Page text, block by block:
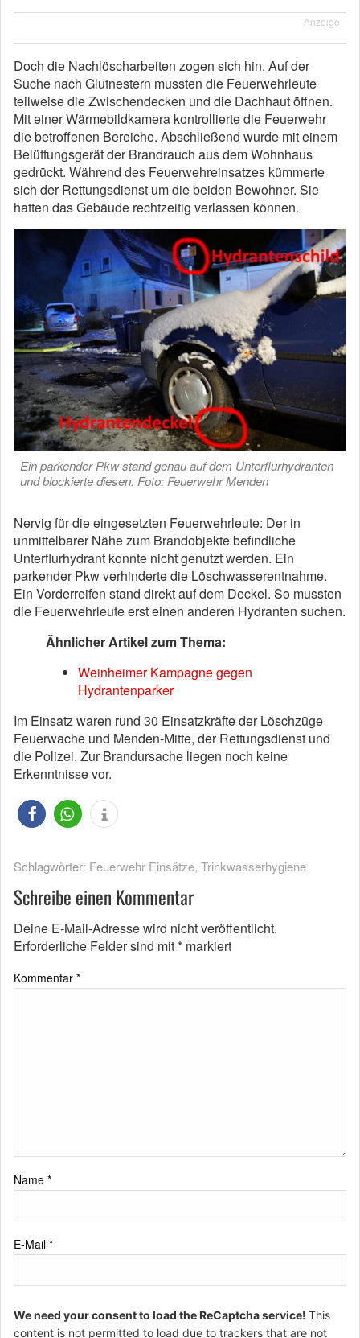
Anzeige
Doch die Nachlöscharbeiten zogen sich hin. Auf der
Suche nach Glutnestern mussten die Feuerwehrleute
teilweise die Zwischendecken und die Dachhaut öffnen.
Mit einer Wärmebildkamera kontrollierte die Feuerwehr
die betroffenen Bereiche. Abschließend wurde mit einem
Belüftungsgerät der Brandrauch aus dem Wohnhaus
gedrückt. Während des Feuerwehreinsatzes kümmerte
sich der Rettungsdienst um die beiden Bewohner. Sie
hatten das Gebäude rechtzeitig verlassen können.
Ein parkender Pkw stand genau auf dem Unterflurhydranten
und blockierte diesen. Foto: Feuerwehr Menden
Nervig für die eingesetzten Feuerwehrleute: Der in
unmittelbarer Nähe zum Brandobjekte befindliche
Unterflurhydrant konnte nicht genutzt werden. Ein
parkender Pkw verhinderte die Löschwasserentnahme.
Ein Vorderreifen stand direkt auf dem Deckel. So mussten
die Feuerwehrleute erst einen anderen Hydranten suchen.
Ähnlicher Artikel zum Thema:
Weinheimer Kampagne gegen
Hydrantenparker
Im Einsatz waren rund 30 Einsatzkräfte der Löschzüge
Feuerwache und Menden-Mitte, der Rettungsdienst und
die Polizei. Zur Brandursache liegen noch keine
Erkenntnisse vor.
Schlagwörter: Feuerwehr Einsätze, Trinkwasserhygiene
Schreibe einen Kommentar
Deine E-Mail-Adresse wird nicht veröffentlicht.
Erforderliche Felder sind mit* markiert
Kommentar *
Name *
E-Mail *
We need your consent to load the ReCaptcha service! This
content is not permitted to load due to trackers that are not